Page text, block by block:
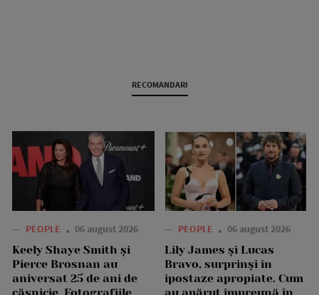
RECOMANDARI
— PEOPLE 06 august 2026
Keely Shaye Smith și
Pierce Brosnan au
aniversat 25 de ani de
căsnicie. Fotografiile
— PEOPLE 06 august 2026
Lily James și Lucas
Bravo, surprinși în
ipostaze apropiate. Cum
au apărut împreună în